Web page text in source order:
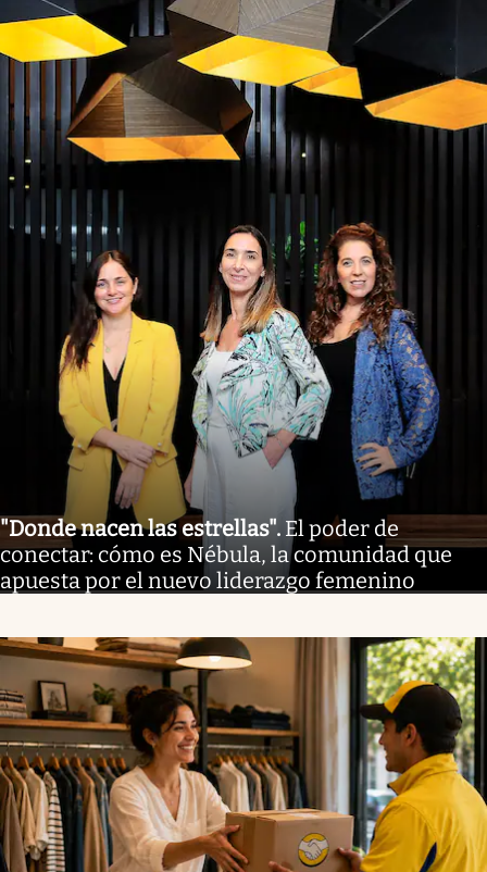
"Donde nacen las estrellas". El poder de
conectar: cómo es Nébula, la comunidad que
apuesta por el nuevo liderazgo femenino